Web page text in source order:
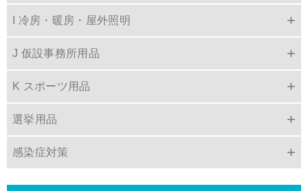
I 冷房・暖房・屋外照明
J 仮設事務所用品
K スポーツ用品
選挙用品
感染症対策